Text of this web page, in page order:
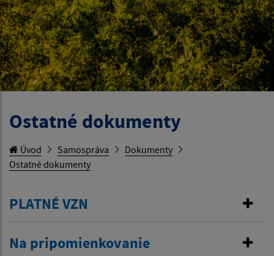
Ostatné dokumenty
Úvod Samospráva
Dokumenty
Ostatné dokumenty
PLATNÉ VZN
Na pripomienkovanie